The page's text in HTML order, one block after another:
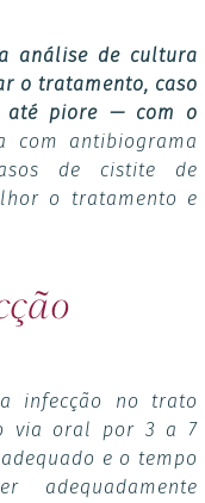
análise de cultura
o tratamento, caso
até piore — com o
com antibiograma
de cistite de
o tratamento e
infecção no trato
via oral por 3 a 7
e o tempo
adequadamente